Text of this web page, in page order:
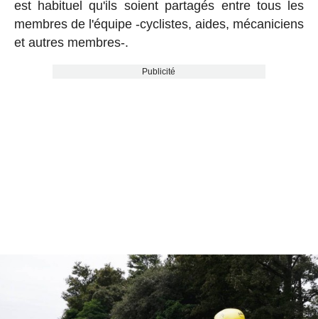
est habituel qu'ils soient partagés entre tous les
membres de l'équipe -cyclistes, aides, mécaniciens
et autres membres-.
Publicité